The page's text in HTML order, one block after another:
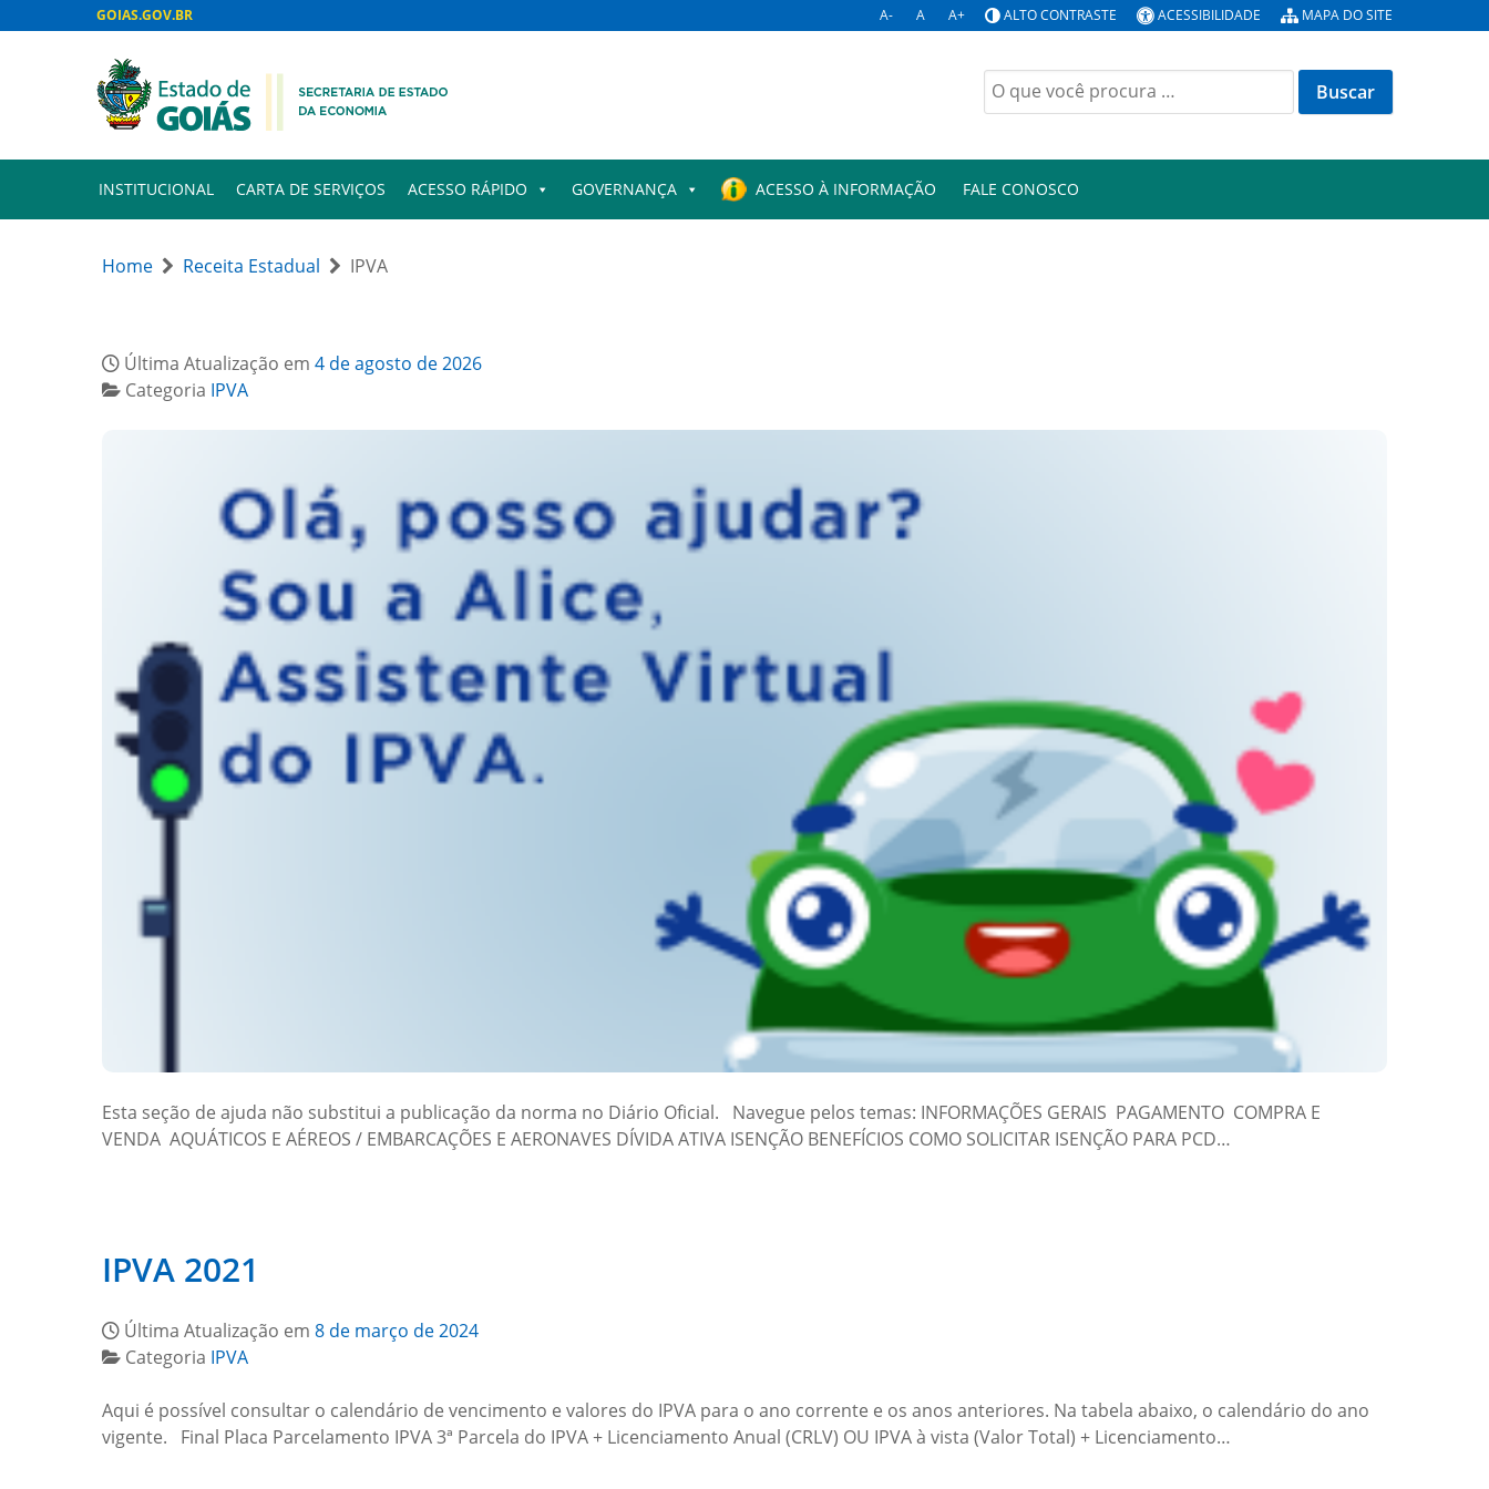
GOIAS.GOV.BR A- A A+ ALTO CONTRASTE ACESSIBILIDADE MAPA DO SITE
INSTITUCIONAL CARTA DE SERVIÇOS ACESSO RÁPIDO GOVERNANÇA ACESSO À INFORMAÇÃO FALE CONOSCO
Home Receita Estadual IPVA
Última Atualização em 4 de agosto de 2026
Categoria IPVA
Esta seção de ajuda não substitui a publicação da norma no Diário Oficial. Navegue pelos temas: INFORMAÇÕES GERAIS PAGAMENTO COMPRA E
VENDA AQUÁTICOS E AÉREOS / EMBARCAÇÕES E AERONAVES DÍVIDA ATIVA ISENÇÃO BENEFÍCIOS COMO SOLICITAR ISENÇÃO PARA PCD…
IPVA 2021
Última Atualização em 8 de março de 2024
Categoria IPVA
Aqui é possível consultar o calendário de vencimento e valores do IPVA para o ano corrente e os anos anteriores. Na tabela abaixo, o calendário do ano
vigente. Final Placa Parcelamento IPVA 3ª Parcela do IPVA + Licenciamento Anual (CRLV) OU IPVA à vista (Valor Total) + Licenciamento…